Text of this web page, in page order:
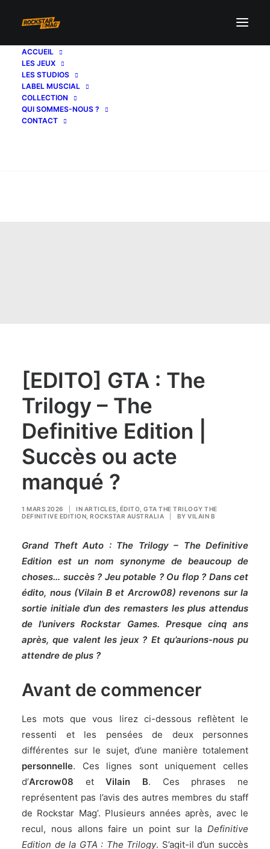
ACCUEIL
LES JEUX
LES STUDIOS
LABEL MUSCIAL
COLLECTION
QUI SOMMES-NOUS ?
CONTACT
[EDITO] GTA : The
Trilogy – The
Definitive Edition |
Succès ou acte
manqué ?
1 MARS 2026 IN ARTICLES ÉDITO GTA THE TRILOGY THE
DEFINITIVE EDITION ROCKSTAR AUSTRALIA BY VILAIN B
Grand Theft Auto : The Trilogy – The Definitive
Edition est un nom synonyme de beaucoup de
choses… succès ? Jeu potable ? Ou flop ? Dans cet
édito, nous (Vilain B et Arcrow08) revenons sur la
sortie initiale d’un des remasters les plus attendus
de l’univers Rockstar Games. Presque cinq ans
après, que valent les jeux ? Et qu’aurions-nous pu
attendre de plus ?
Avant de commencer
Les mots que vous lirez ci-dessous reflètent le
ressenti et les pensées de deux personnes
différentes sur le sujet, d’une manière totalement
personnelle. Ces lignes sont uniquement celles
d’Arcrow08 etVilain B. Ces phrases ne
représentent pas l’avis des autres membres du staff
de Rockstar Mag’. Plusieurs années après, avec le
recul, nous allons faire un point sur la Definitive
Edition de la GTA : The Trilogy. S’agit-il d’un succès